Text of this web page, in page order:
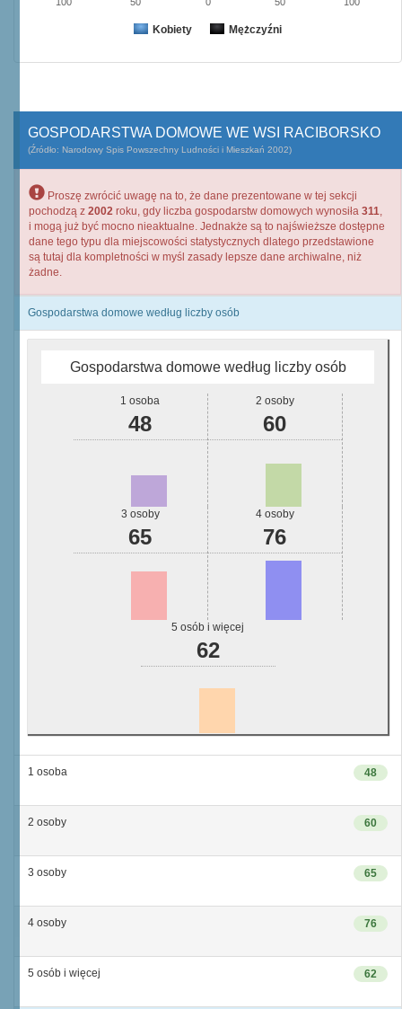
Kobiety Mężczyźni
GOSPODARSTWA DOMOWE WE WSI RACIBORSKO
(Źródło: Narodowy Spis Powszechny Ludności i Mieszkań 2002)
Proszę zwrócić uwagę na to, że dane prezentowane w tej sekcji
pochodzą z 2002 roku, gdy liczba gospodarstw domowych wynosiła 311,
i mogą już być mocno nieaktualne. Jednakże są to najświeższe dostępne
dane tego typu dla miejscowości statystycznych dlatego przedstawione
są tutaj dla kompletności w myśl zasady lepsze dane archiwalne, niż
żadne.
Gospodarstwa domowe według liczby osób
Gospodarstwa domowe według liczby osób
1 osoba
48
2 osoby
60
3 osoby
65
4 osoby
76
5 osób i więcej
62
48
1 osoba
60
2 osoby
65
3 osoby
76
4 osoby
62
5 osób i więcej